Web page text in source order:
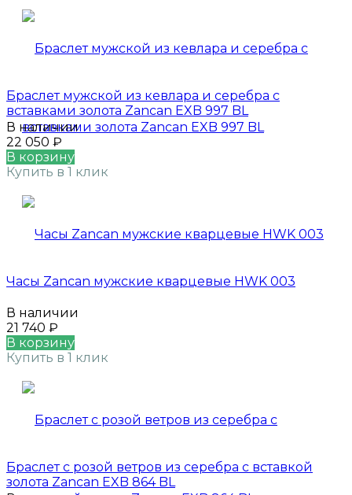
Браслет мужской из кевлара и серебра с
вставками золота Zancan EXB 997 BL
В наличии
22 050 ₽
В корзину
Купить в 1 клик
Часы Zancan мужские кварцевые HWK 003
В наличии
21 740 ₽
В корзину
Купить в 1 клик
Браслет с розой ветров из серебра с вставкой
золота Zancan EXB 864 BL